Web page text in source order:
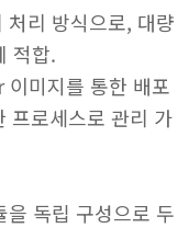
리 방식으로, 대량
적합.
미지를 통한 배포
프로세스로 관리 가
독립 구성으로 두